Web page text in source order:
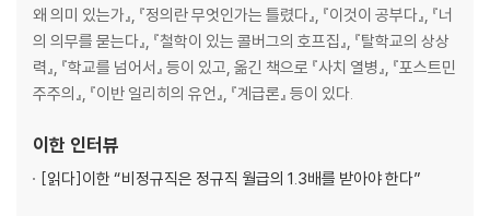
왜 의미 있는가』, 『정의란 무엇인가는 틀렸다』, 『이것이 공부다』, 『너
의 의무를 묻는다』, 『철학이 있는 콜버그의 호프집』, 『탈학교의 상상
력』, 『학교를 넘어서』 등이 있고, 옮긴 책으로 『사치 열병』, 『포스트민
주주의』, 『이반 일리히의 유언』, 『계급론』 등이 있다.
이한 인터뷰
[읽다]이한 “비정규직은 정규직 월급의 1.3배를 받아야 한다”